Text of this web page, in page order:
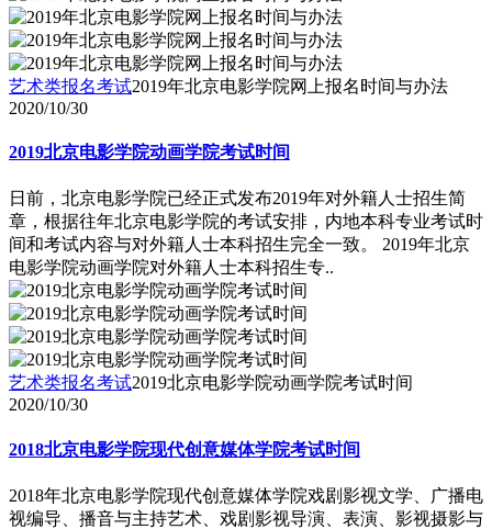
艺术类报名考试2019年北京电影学院网上报名时间与办法
2020/10/30
2019北京电影学院动画学院考试时间
日前，北京电影学院已经正式发布2019年对外籍人士招生简
章，根据往年北京电影学院的考试安排，内地本科专业考试时
间和考试内容与对外籍人士本科招生完全一致。 2019年北京
电影学院动画学院对外籍人士本科招生专..
艺术类报名考试2019北京电影学院动画学院考试时间
2020/10/30
2018北京电影学院现代创意媒体学院考试时间
2018年北京电影学院现代创意媒体学院戏剧影视文学、广播电
视编导、播音与主持艺术、戏剧影视导演、表演、影视摄影与